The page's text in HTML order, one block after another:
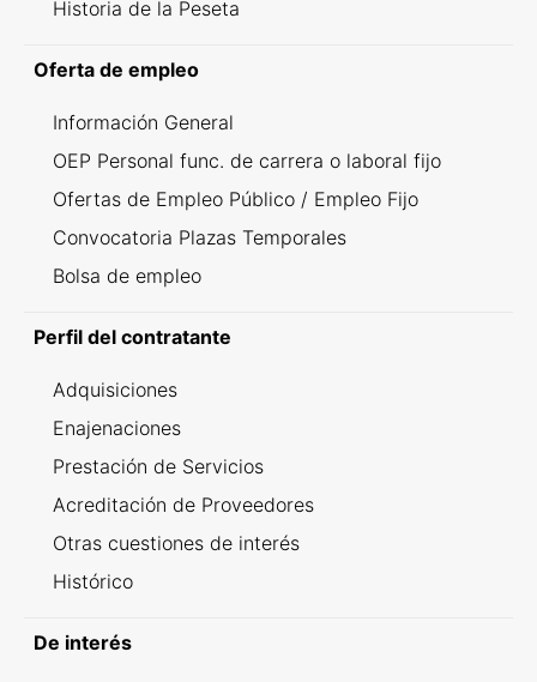
Historia de la Peseta
Oferta de empleo
Información General
OEP Personal func. de carrera o laboral fijo
Ofertas de Empleo Público / Empleo Fijo
Convocatoria Plazas Temporales
Bolsa de empleo
Perfil del contratante
Adquisiciones
Enajenaciones
Prestación de Servicios
Acreditación de Proveedores
Otras cuestiones de interés
Histórico
De interés